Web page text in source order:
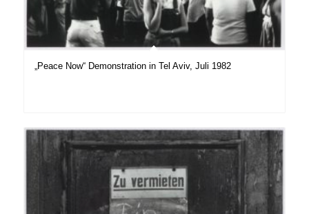
„Peace Now“ Demonstration in Tel Aviv, Juli 1982